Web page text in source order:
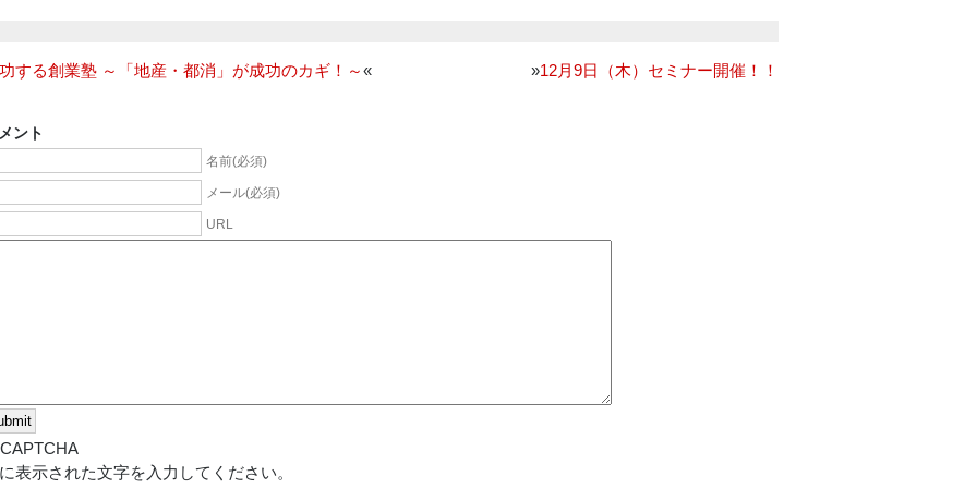
する創業塾 ～「地産・都消」が成功のカギ！～« »12月9日（木）セミナー開催！！
ント
名前(必須)
メール(必須)
URL
に表示された文字を入力してください。